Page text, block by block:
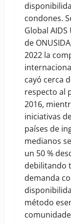
condones.
Global
de
2022 la
cayó cerca
respecto al
2016,
iniciativas
países de
medianos
un 50 %
debilitando
demanda
método